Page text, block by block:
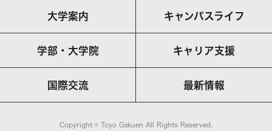
大学案内 キャンパスライフ
学部・大学院 キャリア支援
国際交流 最新情報
Copyright © Toyo Gakuen All Rights Reserved.